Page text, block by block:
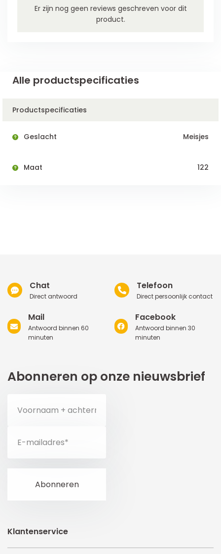
Er zijn nog geen reviews geschreven voor dit
product.
Alle productspecificaties
Productspecificaties
Geslacht Meisjes
Maat 122
Chat
Direct antwoord
Telefoon
Direct persoonlijk contact
Mail
Antwoord binnen 60
minuten
Facebook
Antwoord binnen 30
minuten
Abonneren op onze nieuwsbrief
Klantenservice